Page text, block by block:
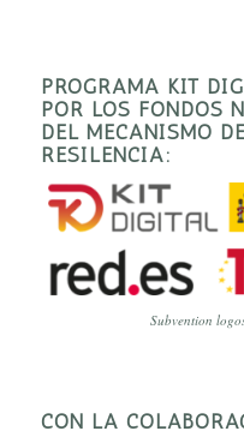
PROGRAMA KIT
POR LOS FONDOS
DEL MECANISMO
RESILENCIA:
Subvention
CON LA